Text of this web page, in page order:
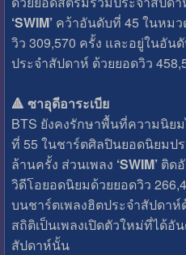
‘SWIM’คว้าอันดับที่ 45 ในหม
วิว 309,570 ครั้ง และอยู่ในอัน
ประจำสัปดาห์ ด้วยยอดวิว
🔺 ซาอุดีอาระเบีย
BTS ยังคงรักษาพื้นที่ความนิย
ที่ 55 ในชาร์ตศิลปินยอดนิยมป
ล้านครั้ง ส่วนเพลง ‘SWIM’ติดอั
วิดีโอยอดนิยมด้วยยอดวิว
บนชาร์ตเพลงฮิตประจำสัปดาห์
สถิติเป็นเพลงเปิดตัวใหม่ที่ได้
สัปดาห์นั้น